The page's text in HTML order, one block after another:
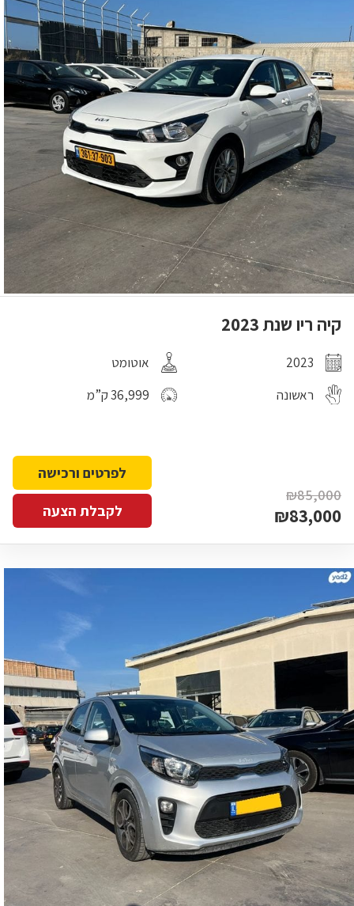
קיה ריו שנת 2023
2023
אוטומט
ראשונה
36,999 ק”מ
₪85,000
₪83,000
לפרטים ורכישה
לקבלת הצעה